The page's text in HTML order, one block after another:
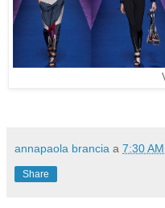
annapaola brancia a 7:30 AM
Share